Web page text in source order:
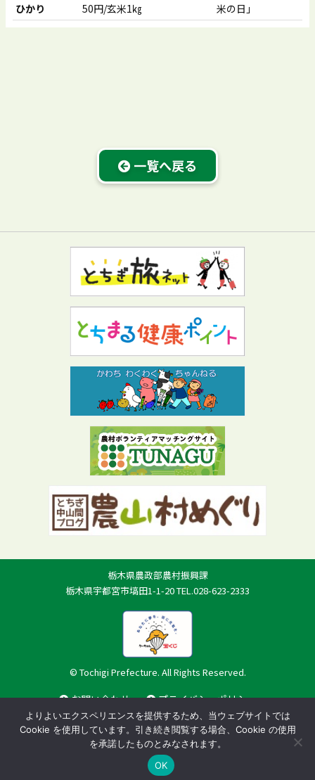
ひかり
50円/玄米1㎏
米の日」
一覧へ戻る
栃木県農政部農村振興課
栃木県宇都宮市塙田1-1-20 TEL.028-623-2333
© Tochigi Prefecture. All Rights Reserved.
お問い合わせ プライバシーポリシー
よりよいエクスペリエンスを提供するため、当ウェブサイトでは
Cookie を使用しています。引き続き閲覧する場合、Cookie の使用
を承諾したものとみなされます。
OK